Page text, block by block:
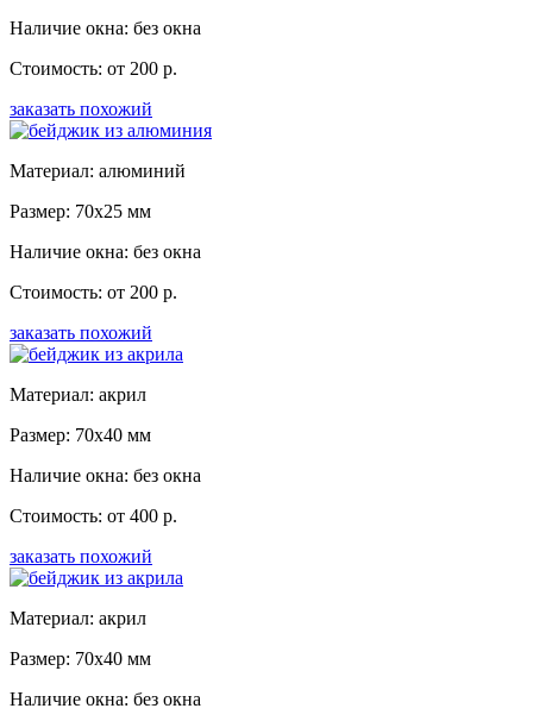
Наличие окна: без окна
Стоимость: от 200 р.
заказать похожий
Материал: алюминий
Размер: 70x25 мм
Наличие окна: без окна
Стоимость: от 200 р.
заказать похожий
Материал: акрил
Размер: 70x40 мм
Наличие окна: без окна
Стоимость: от 400 р.
заказать похожий
Материал: акрил
Размер: 70x40 мм
Наличие окна: без окна